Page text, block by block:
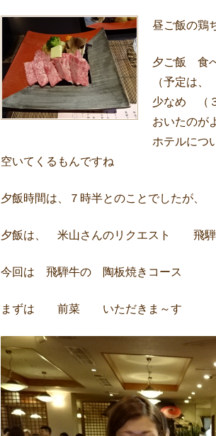
昼ご飯の鶏
夕ご飯 食
（予定は
少なめ （
おいたのが
ホテルにつ
空いてくるもんですね
夕飯時間は、７時半とのことでしたが
夕飯は、 米山さんのリクエスト 飛騨
今回は 飛騨牛の 陶板焼きコース
まずは 前菜 いただきま～す